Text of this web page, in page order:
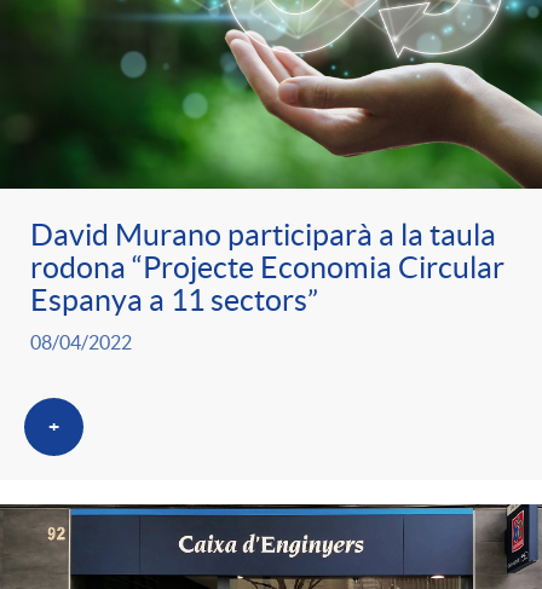
David Murano participarà a la taula
rodona “Projecte Economia Circular
Espanya a 11 sectors”
08/04/2022
+